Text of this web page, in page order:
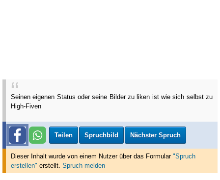
Seinen eigenen Status oder seine Bilder zu liken ist wie sich selbst zu
High-Fiven
Teilen Spruchbild Nächster Spruch
Dieser Inhalt wurde von einem Nutzer über das Formular "Spruch
erstellen" erstellt. Spruch melden